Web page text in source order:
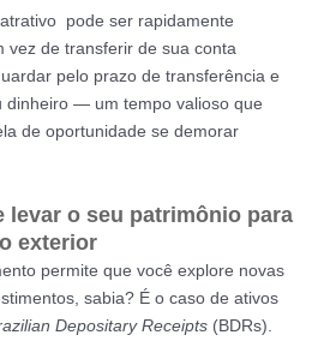
pode ser rapidamente
vez de transferir de sua conta
pelo prazo de transferência e
dinheiro — um tempo valioso que
de oportunidade se demorar
levar o seu patrimônio para
exterior
permite que você explore novas
sabia? É o caso de ativos
Depositary Receipts (BDRs).